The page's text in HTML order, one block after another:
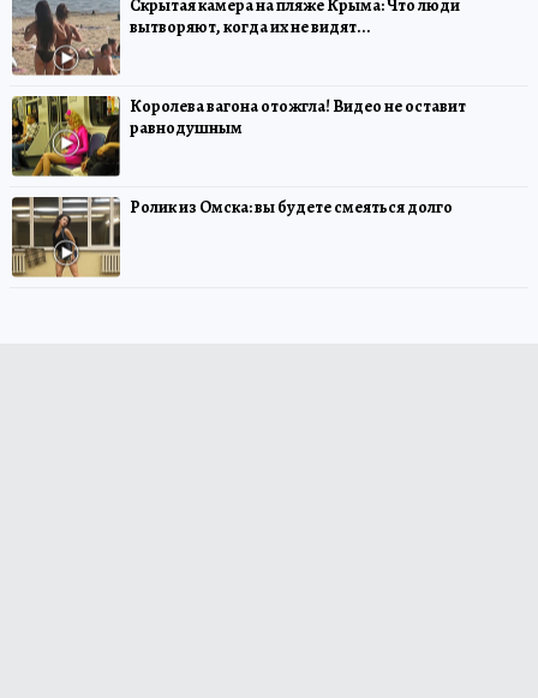
Скрытая камера на пляже Крыма: Что люди
вытворяют, когда их не видят...
Королева вагона отожгла! Видео не оставит
равнодушным
Ролик из Омска: вы будете смеяться долго